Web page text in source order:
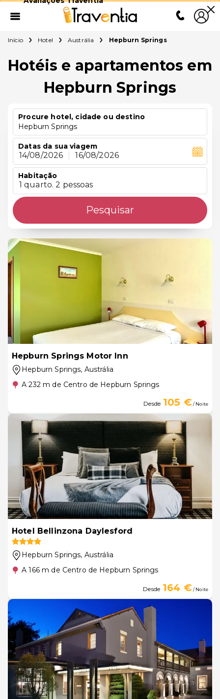
Início Hotel Austrália Hepburn Springs
Hotéis e apartamentos em
Hepburn Springs
Procure hotel, cidade ou destino
Hepburn Springs
Datas da sua viagem
14/08/2026 16/08/2026
Habitação
1 quarto. 2 pessoas
Pesquisar
Hepburn Springs Motor Inn
Hepburn Springs, Austrália
A 232 m de Centro de Hepburn Springs
Desde 105 €/ Noite
Hotel Bellinzona Daylesford
Hepburn Springs, Austrália
A 166 m de Centro de Hepburn Springs
Desde 164 €/ Noite